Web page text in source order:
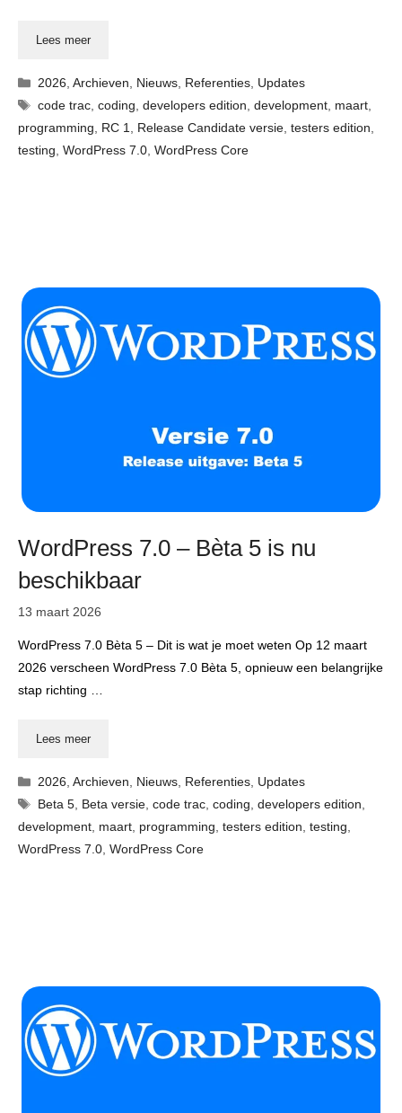
Lees meer
Categorieën
2026,Archieven, Nieuws, Referenties, Updates
Tags
code trac,coding,developers edition,development, maart,
programming, RC 1, Release Candidate versie, testers edition,
testing, WordPress 7.0, WordPress Core
WordPress 7.0 – Bèta 5 is nu
beschikbaar
13 maart 2026
WordPress 7.0 Bèta 5 – Dit is wat je moet weten Op 12 maart
2026 verscheen WordPress 7.0 Bèta 5, opnieuw een belangrijke
stap richting …
Lees meer
Categorieën
2026 ,Archieven Nieuws Referenties Updates
Tags
Beta 5 Beta versie ,code trac ,coding ,developers edition
development maart programming testers edition testing
WordPress 7.0 WordPress Core